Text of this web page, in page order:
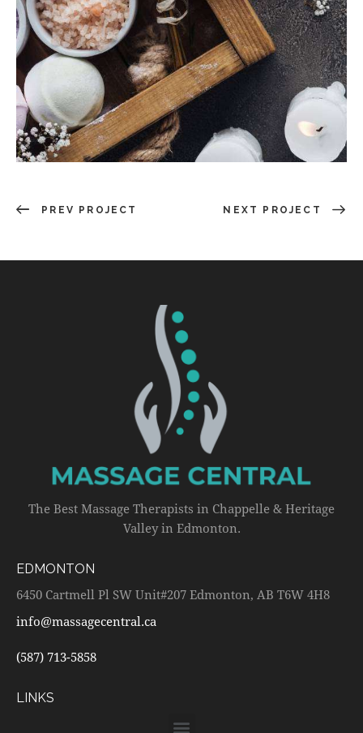
PREV PROJECT NEXT PROJECT
The Best Massage Therapists in Chappelle & Heritage
Valley in Edmonton.
EDMONTON
6450 Cartmell Pl SW Unit#207 Edmonton, AB T6W 4H8
info@massagecentral.ca
(587) 713-5858
LINKS